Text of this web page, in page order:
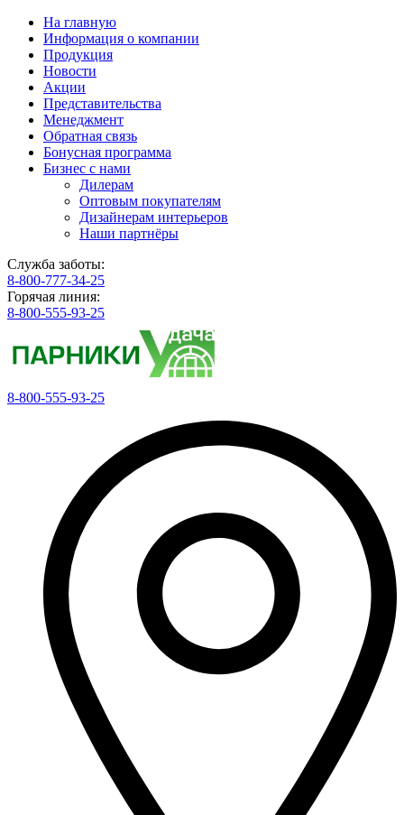
На главную
Информация о компании
Продукция
Новости
Акции
Представительства
Менеджмент
Обратная связь
Бонусная программа
Бизнес с нами
Дилерам
Оптовым покупателям
Дизайнерам интерьеров
Наши партнёры
Служба заботы:
8-800-777-34-25
Горячая линия:
8-800-555-93-25
8-800-555-93-25